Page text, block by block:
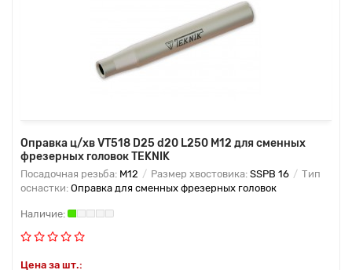
Оправка ц/хв VT518 D25 d20 L250 M12 для сменных
фрезерных головок TEKNIK
Посадочная резьба: M12 Размер хвостовика: SSPB 16
Тип
оснастки: Оправка для сменных фрезерных головок
Цена за шт.: